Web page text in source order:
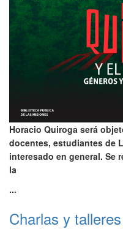
Horacio Quiroga será
docentes, estudiantes de
interesado en general. Se
la
...
Charlas y